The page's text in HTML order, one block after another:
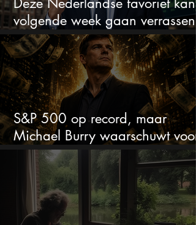
volgende week gaan verrassen
met de kwartaalcijfers
S&P 500 op record, maar
Michael Burry waarschuwt voor
crash zoals in 1987